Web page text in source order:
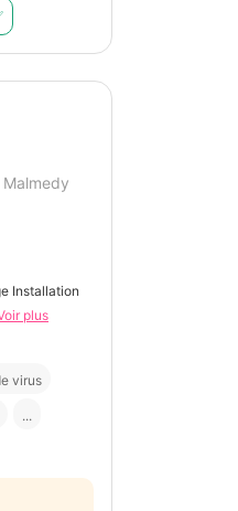
Installation
plus
virus
...